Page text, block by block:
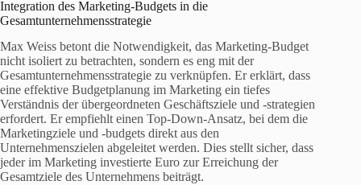
Integration des Marketing-Budgets in die
Gesamtunternehmensstrategie
Max Weiss betont die Notwendigkeit, das Marketing-Budget
nicht isoliert zu betrachten, sondern es eng mit der
Gesamtunternehmensstrategie zu verknüpfen. Er erklärt, dass
eine effektive Budgetplanung im Marketing ein tiefes
Verständnis der übergeordneten Geschäftsziele und -strategien
erfordert. Er empfiehlt einen Top-Down-Ansatz, bei dem die
Marketingziele und -budgets direkt aus den
Unternehmenszielen abgeleitet werden. Dies stellt sicher, dass
jeder im Marketing investierte Euro zur Erreichung der
Gesamtziele des Unternehmens beiträgt.